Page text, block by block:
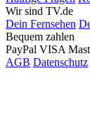
Wir sind TV.de
Dein Fernsehen
Bequem zahlen
PayPal VISA
AGB Datenschutz